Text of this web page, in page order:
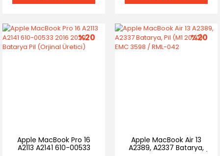
%20
Apple MacBook Pro 16
A2113 A2141 610-00533
%20
Apple MacBook Air 13
A2389, A2337 Batarya,